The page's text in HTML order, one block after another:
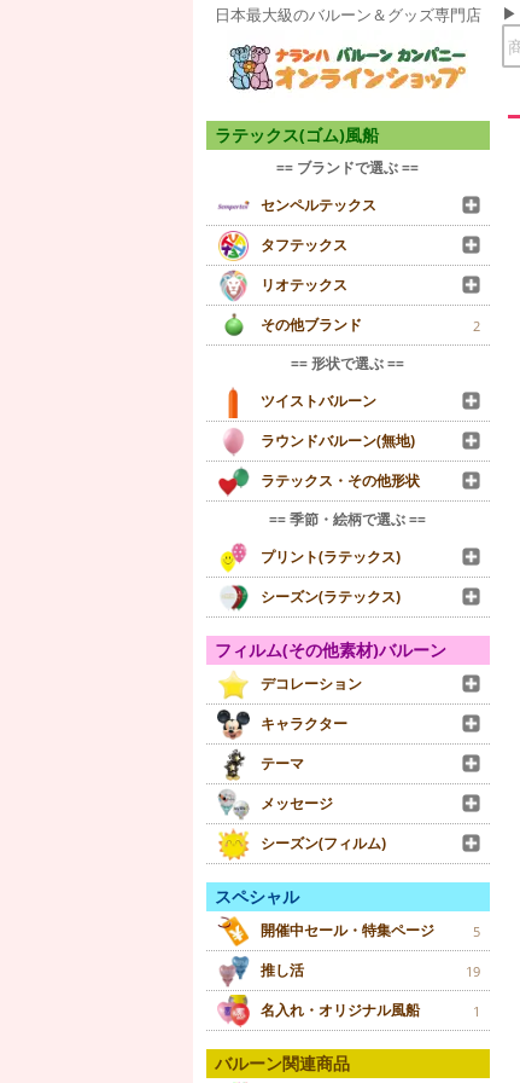
日本最大級のバルーン＆グッズ専門店
ラテックス(ゴム)風船
== ブランドで選ぶ ==
センペルテックス
タフテックス
リオテックス
その他ブランド
2
== 形状で選ぶ ==
ツイストバルーン
ラウンドバルーン(無地)
ラテックス・その他形状
== 季節・絵柄で選ぶ ==
プリント(ラテックス)
シーズン(ラテックス)
フィルム(その他素材)バルーン
デコレーション
キャラクター
テーマ
メッセージ
シーズン(フィルム)
スペシャル
開催中セール・特集ページ 5
推し活 19
名入れ・オリジナル風船 1
バルーン関連商品